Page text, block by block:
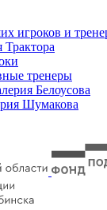
игроков и
Трактора
тренеры
Белоусова
Шумакова